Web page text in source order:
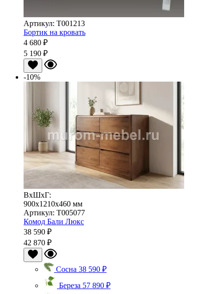
Артикул: Т001213
Бортик на кровать
4 680 ₽
5 190 ₽
-10%
ВхШхГ:
900x1210x460 мм
Артикул: Т005077
Комод Бали Люкс
38 590 ₽
42 870 ₽
Сосна 38 590 ₽
Береза 57 890 ₽